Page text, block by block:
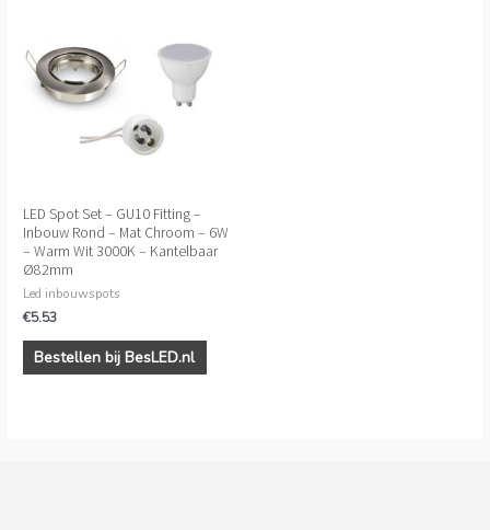
LED Spot Set – GU10 Fitting –
Inbouw Rond – Mat Chroom – 6W
– Warm Wit 3000K – Kantelbaar
Ø82mm
Led inbouwspots
€5.53
Bestellen bij BesLED.nl